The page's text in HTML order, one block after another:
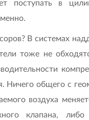
поступать в
В системах
тоже не
Ничего общего с
воздуха
клапана,